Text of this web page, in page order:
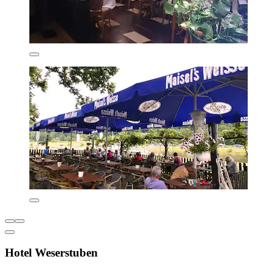
Hotel Weserstuben